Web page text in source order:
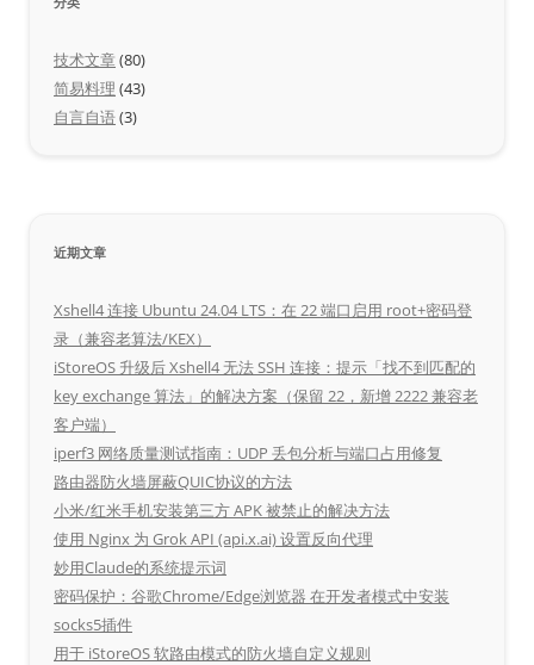
技术文章 (80)
简易料理 (43)
自言自语(3)
近期文章
Xshell4 连接 Ubuntu 24.04 LTS：在 22 端口启用 root+密码登
录（兼容老算法/KEX）
iStoreOS 升级后 Xshell4 无法 SSH 连接：提示「找不到匹配的
key exchange 算法」的解决方案（保留 22，新增 2222 兼容老
客户端）
iperf3 网络质量测试指南：UDP 丢包分析与端口占用修复
路由器防火墙屏蔽QUIC协议的方法
小米/红米手机安装第三方 APK 被禁止的解决方法
使用 Nginx 为 Grok API (api.x.ai) 设置反向代理
妙用Claude的系统提示词
密码保护：谷歌Chrome/Edge浏览器 在开发者模式中安装
socks5插件
用于 iStoreOS 软路由模式的防火墙自定义规则